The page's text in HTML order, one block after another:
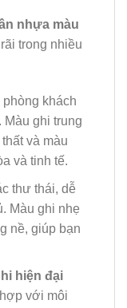
nhựa màu
trong nhiều
khách
Màu ghi trung
và màu
và tinh tế.
thư thái, dễ
Màu ghi nhẹ
nề, giúp bạn
hiện đại
với môi